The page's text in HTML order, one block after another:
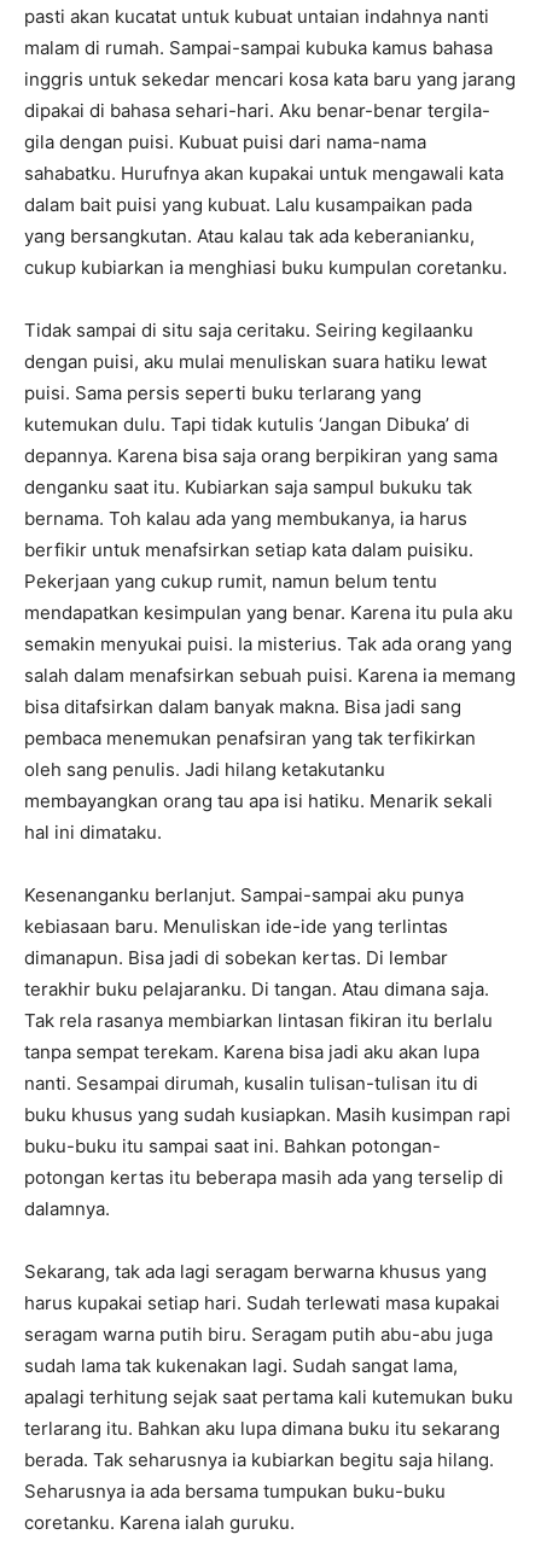
pasti akan kucatat untuk kubuat untaian indahnya nanti
malam di rumah. Sampai-sampai kubuka kamus bahasa
inggris untuk sekedar mencari kosa kata baru yang jarang
dipakai di bahasa sehari-hari. Aku benar-benar tergila-
gila dengan puisi. Kubuat puisi dari nama-nama
sahabatku. Hurufnya akan kupakai untuk mengawali kata
dalam bait puisi yang kubuat. Lalu kusampaikan pada
yang bersangkutan. Atau kalau tak ada keberanianku,
cukup kubiarkan ia menghiasi buku kumpulan coretanku.
Tidak sampai di situ saja ceritaku. Seiring kegilaanku
dengan puisi, aku mulai menuliskan suara hatiku lewat
puisi. Sama persis seperti buku terlarang yang
kutemukan dulu. Tapi tidak kutulis ‘Jangan Dibuka’ di
depannya. Karena bisa saja orang berpikiran yang sama
denganku saat itu. Kubiarkan saja sampul bukuku tak
bernama. Toh kalau ada yang membukanya, ia harus
berfikir untuk menafsirkan setiap kata dalam puisiku.
Pekerjaan yang cukup rumit, namun belum tentu
mendapatkan kesimpulan yang benar. Karena itu pula aku
semakin menyukai puisi. Ia misterius. Tak ada orang yang
salah dalam menafsirkan sebuah puisi. Karena ia memang
bisa ditafsirkan dalam banyak makna. Bisa jadi sang
pembaca menemukan penafsiran yang tak terfikirkan
oleh sang penulis. Jadi hilang ketakutanku
membayangkan orang tau apa isi hatiku. Menarik sekali
hal ini dimataku.
Kesenanganku berlanjut. Sampai-sampai aku punya
kebiasaan baru. Menuliskan ide-ide yang terlintas
dimanapun. Bisa jadi di sobekan kertas. Di lembar
terakhir buku pelajaranku. Di tangan. Atau dimana saja.
Tak rela rasanya membiarkan lintasan fikiran itu berlalu
tanpa sempat terekam. Karena bisa jadi aku akan lupa
nanti. Sesampai dirumah, kusalin tulisan-tulisan itu di
buku khusus yang sudah kusiapkan. Masih kusimpan rapi
buku-buku itu sampai saat ini. Bahkan potongan-
potongan kertas itu beberapa masih ada yang terselip di
dalamnya.
Sekarang, tak ada lagi seragam berwarna khusus yang
harus kupakai setiap hari. Sudah terlewati masa kupakai
seragam warna putih biru. Seragam putih abu-abu juga
sudah lama tak kukenakan lagi. Sudah sangat lama,
apalagi terhitung sejak saat pertama kali kutemukan buku
terlarang itu. Bahkan aku lupa dimana buku itu sekarang
berada. Tak seharusnya ia kubiarkan begitu saja hilang.
Seharusnya ia ada bersama tumpukan buku-buku
coretanku. Karena ialah guruku.